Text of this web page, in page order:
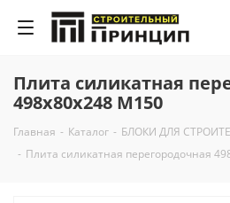
Плита силикатная
498х80х248 М150
Главная - Каталог - БЛОКИ ДЛЯ
- Плита силикатная перегородочная